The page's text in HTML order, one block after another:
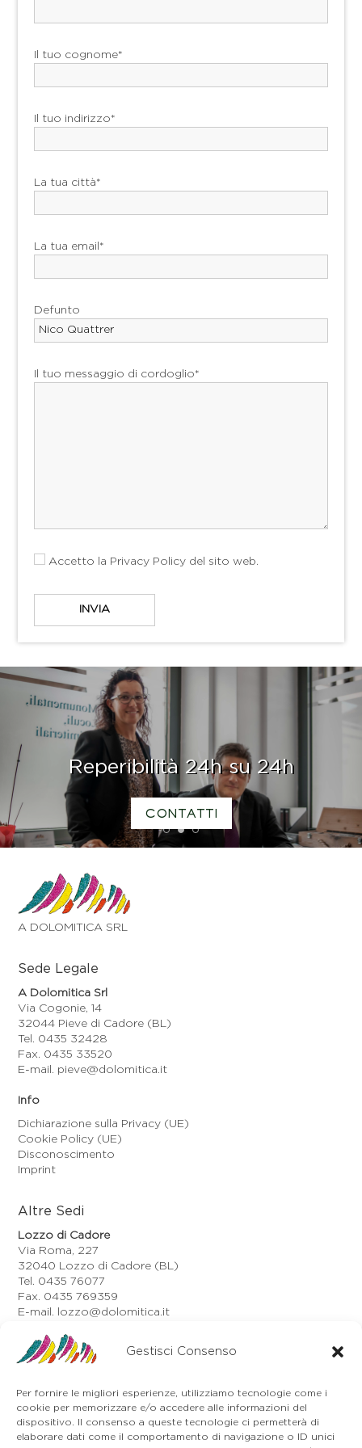
Gestisci Consenso
Per fornire le migliori esperienze, utilizziamo tecnologie come i
cookie per memorizzare e/o accedere alle informazioni del
dispositivo. Il consenso a queste tecnologie ci permetterà di
elaborare dati come il comportamento di navigazione o ID unici
Il tuo cognome*
Il tuo indirizzo*
La tua città*
La tua email*
Defunto
Il tuo messaggio di cordoglio*
Accetto la Privacy Policy del sito web.
1 2 3
Reperibilità 24h su 24h
CONTATTI
A DOLOMITICA SRL
Sede Legale
A Dolomitica Srl
Via Cogonie, 14
32044 Pieve di Cadore (BL)
Tel. 0435 32428
Fax. 0435 33520
E-mail. pieve@dolomitica.it
Info
Dichiarazione sulla Privacy (UE)
Cookie Policy (UE)
Disconoscimento
Imprint
Altre Sedi
Lozzo di Cadore
Via Roma, 227
32040 Lozzo di Cadore (BL)
Tel. 0435 76077
Fax. 0435 769359
E-mail. lozzo@dolomitica.it
Auronzo di Cadore
Via Unione, 21/B
32041 Auronzo di Cadore (BL)
E-mail. auronzo@dolomitica.it
Cortina d'Ampezzo
32043 Cortina d'Ampezzo (BL)